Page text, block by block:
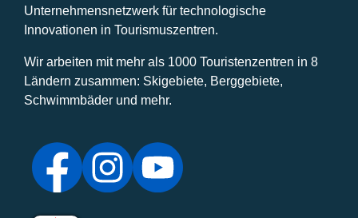
Unternehmensnetzwerk für technologische
Innovationen in Tourismuszentren.
Wir arbeiten mit mehr als 1000 Touristenzentren in 8
Ländern zusammen: Skigebiete, Berggebiete,
Schwimmbäder und mehr.